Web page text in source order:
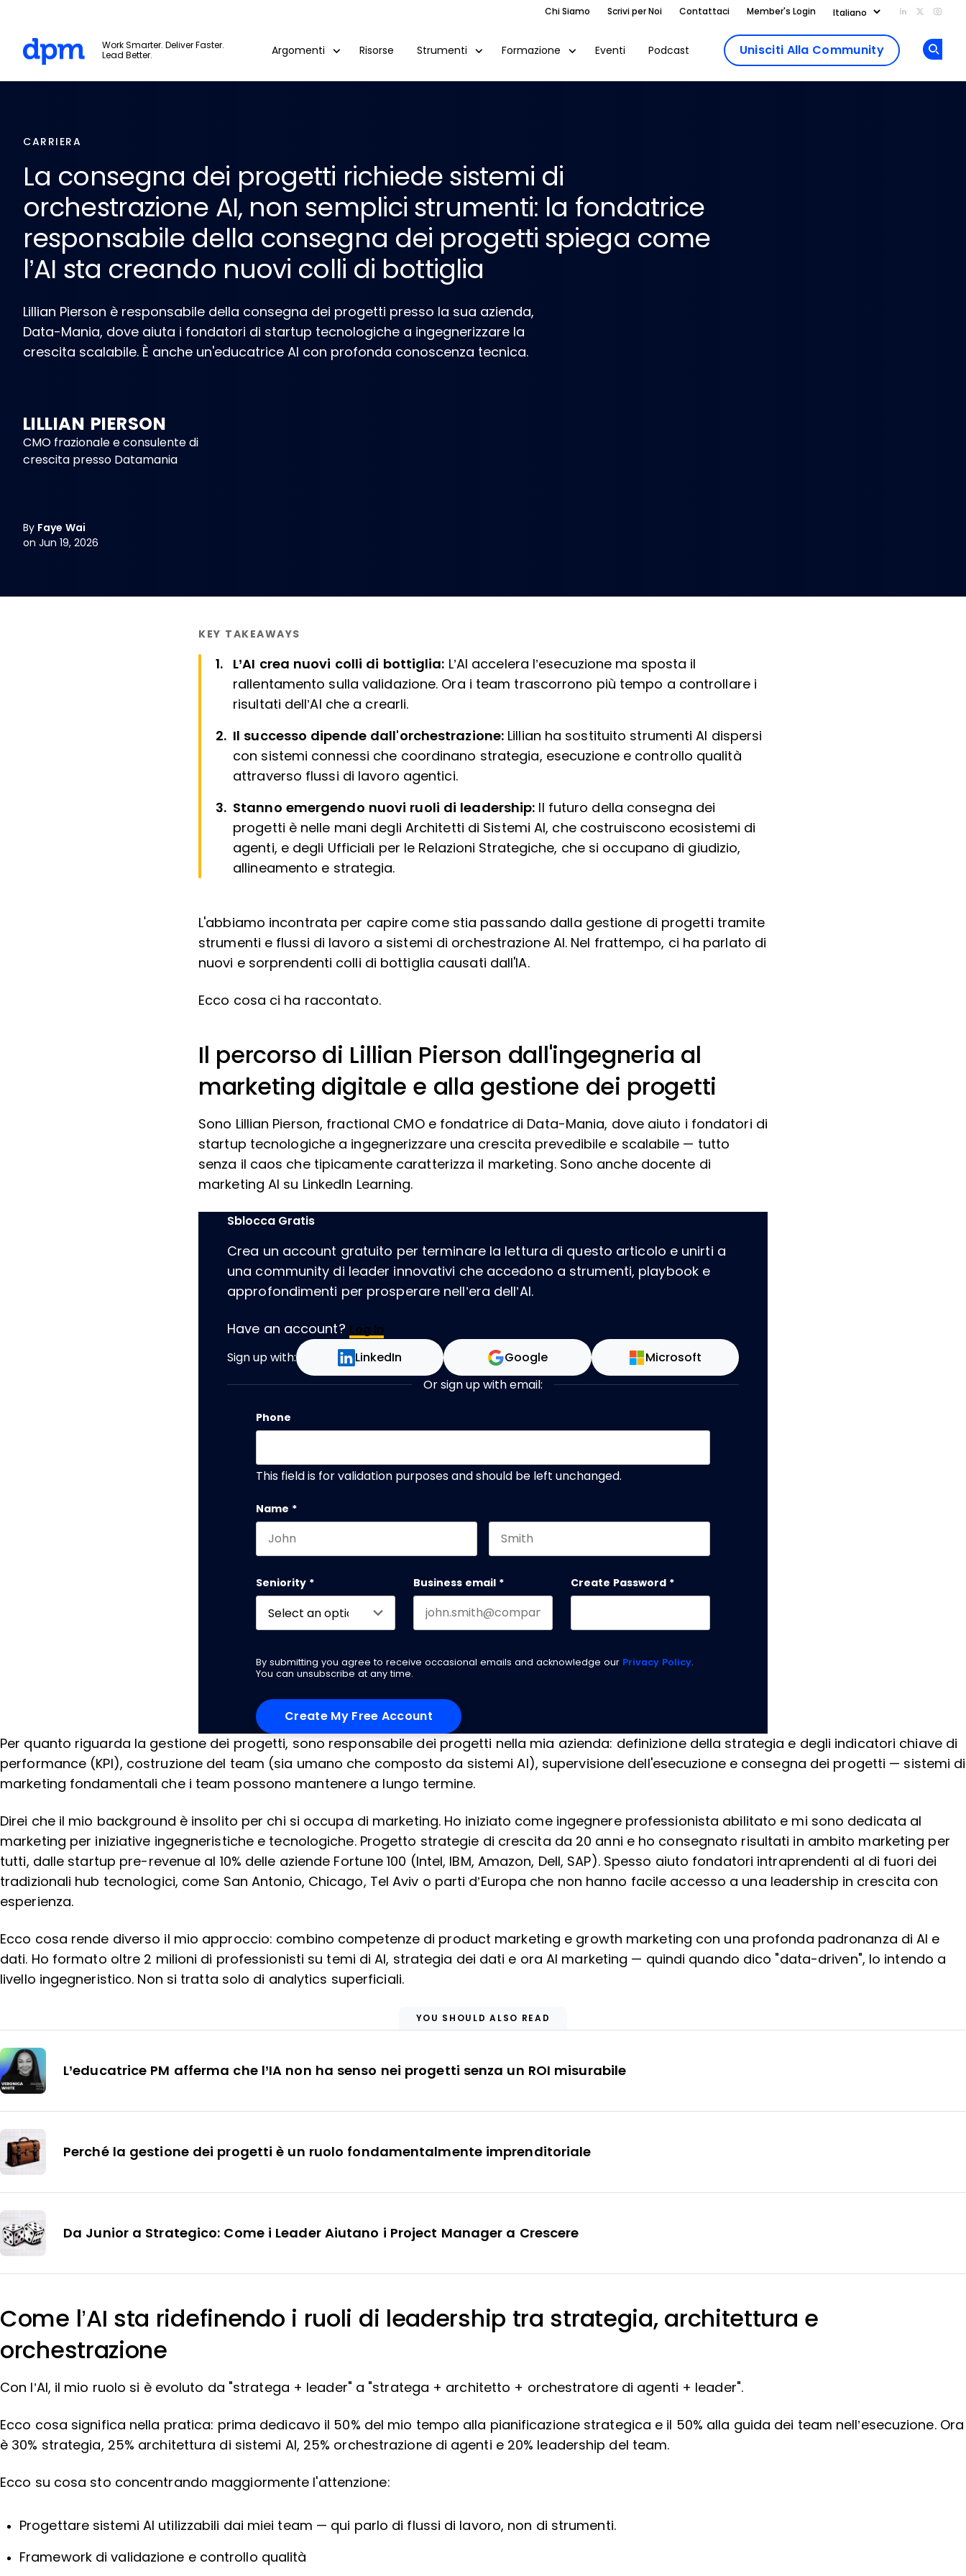
Chi Siamo Scrivi per Noi Contattaci Member's Login Add us on
Follow
Work Smarter. Deliver Faster.
Lead Better.
Argomenti Risorse Strumenti Formazione Eventi Podcast Unisciti Alla Community
CARRIERA
La consegna dei progetti richiede sistemi di
orchestrazione AI, non semplici strumenti: la fondatrice
responsabile della consegna dei progetti spiega come
l’AI sta creando nuovi colli di bottiglia
Lillian Pierson è responsabile della consegna dei progetti presso la sua azienda,
Data-Mania, dove aiuta i fondatori di startup tecnologiche a ingegnerizzare la
crescita scalabile. È anche un'educatrice AI con profonda conoscenza tecnica.
LILLIAN PIERSON
CMO frazionale e consulente di
crescita presso Datamania
By Faye Wai
on Jun 19, 2026
KEY TAKEAWAYS
L’AI crea nuovi colli di bottiglia: L’AI accelera l’esecuzione ma sposta il
rallentamento sulla validazione. Ora i team trascorrono più tempo a controllare i
risultati dell’AI che a crearli.
Il successo dipende dall'orchestrazione: Lillian ha sostituito strumenti AI dispersi
con sistemi connessi che coordinano strategia, esecuzione e controllo qualità
attraverso flussi di lavoro agentici.
Stanno emergendo nuovi ruoli di leadership:
Il futuro della consegna dei
progetti è nelle mani degli Architetti di Sistemi AI, che costruiscono ecosistemi di
agenti, e degli Ufficiali per le Relazioni Strategiche, che si occupano di giudizio,
allineamento e strategia.
L'abbiamo incontrata per capire come stia passando dalla gestione di progetti tramite
strumenti e flussi di lavoro a sistemi di orchestrazione AI. Nel frattempo, ci ha parlato di
nuovi e sorprendenti colli di bottiglia causati dall'IA.
Ecco cosa ci ha raccontato.
Il percorso di Lillian Pierson dall'ingegneria al
marketing digitale e alla gestione dei progetti
Sono Lillian Pierson, fractional CMO e fondatrice di Data-Mania, dove aiuto i fondatori di
startup tecnologiche a ingegnerizzare una crescita prevedibile e scalabile — tutto
senza il caos che tipicamente caratterizza il marketing. Sono anche docente di
marketing AI su LinkedIn Learning.
Sblocca Gratis
Crea un account gratuito per terminare la lettura di questo articolo e unirti a
una community di leader innovativi che accedono a strumenti, playbook e
approfondimenti per prosperare nell’era dell’AI.
Have an account? Log In
Sign up with: LinkedIn Google Microsoft
Or sign up with email:
Phone
This field is for validation purposes and should be left unchanged.
Name *
Seniority * Business email * Create Password *
By submitting you agree to receive occasional emails and acknowledge our Privacy Policy.
You can unsubscribe at any time.
Per quanto riguarda la gestione dei progetti, sono responsabile dei progetti nella mia azienda: definizione della strategia e degli indicatori chiave di
performance (KPI), costruzione del team (sia umano che composto da sistemi AI), supervisione dell'esecuzione e consegna dei progetti — sistemi di
marketing fondamentali che i team possono mantenere a lungo termine.
Direi che il mio background è insolito per chi si occupa di marketing. Ho iniziato come ingegnere professionista abilitato e mi sono dedicata al
marketing per iniziative ingegneristiche e tecnologiche. Progetto strategie di crescita da 20 anni e ho consegnato risultati in ambito marketing per
tutti, dalle startup pre-revenue al 10% delle aziende Fortune 100 (Intel, IBM, Amazon, Dell, SAP). Spesso aiuto fondatori intraprendenti al di fuori dei
tradizionali hub tecnologici, come San Antonio, Chicago, Tel Aviv o parti d’Europa che non hanno facile accesso a una leadership in crescita con
esperienza.
Ecco cosa rende diverso il mio approccio: combino competenze di product marketing e growth marketing con una profonda padronanza di AI e
dati. Ho formato oltre 2 milioni di professionisti su temi di AI, strategia dei dati e ora AI marketing — quindi quando dico "data-driven", lo intendo a
livello ingegneristico. Non si tratta solo di analytics superficiali.
YOU SHOULD ALSO READ
L’educatrice PM afferma che l’IA non ha senso nei progetti senza un ROI misurabile
Perché la gestione dei progetti è un ruolo fondamentalmente imprenditoriale
Da Junior a Strategico: Come i Leader Aiutano i Project Manager a Crescere
Come l’AI sta ridefinendo i ruoli di leadership tra strategia, architettura e
orchestrazione
Con l’AI, il mio ruolo si è evoluto da "stratega + leader" a "stratega + architetto + orchestratore di agenti + leader".
Ecco cosa significa nella pratica: prima dedicavo il 50% del mio tempo alla pianificazione strategica e il 50% alla guida dei team nell’esecuzione. Ora
è 30% strategia, 25% architettura di sistemi AI, 25% orchestrazione di agenti e 20% leadership del team.
Ecco su cosa sto concentrando maggiormente l'attenzione:
Progettare sistemi AI utilizzabili dai miei team — qui parlo di flussi di lavoro, non di strumenti.
Framework di validazione e controllo qualità